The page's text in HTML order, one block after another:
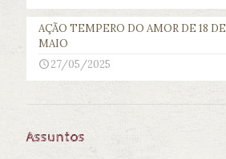
AÇÃO TEMPERO DO AMOR DE 18 DE
MAIO
27/05/2025
Assuntos